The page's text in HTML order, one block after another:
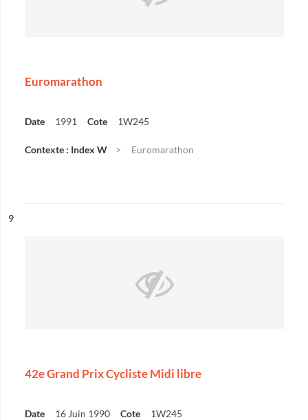
Euromarathon
Date 1991 Cote 1W245
Contexte : Index W Euromarathon
n°
9
42e Grand Prix Cycliste Midi libre
Date 16 Juin 1990 Cote 1W245